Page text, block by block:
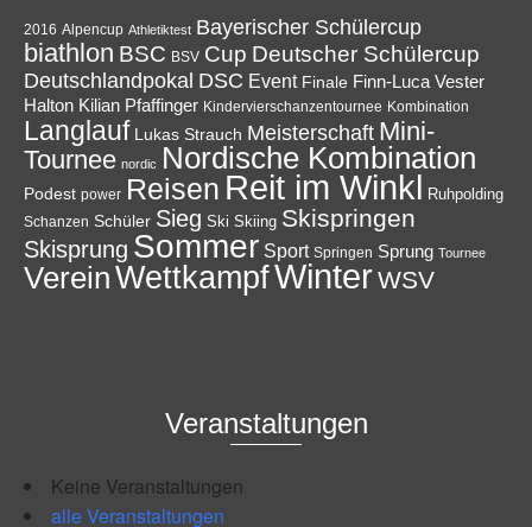
2016 Alpencup Athletiktest Bayerischer Schülercup
biathlon BSC BSV Cup Deutscher Schülercup
Deutschlandpokal DSC Event Finale Finn-Luca Vester
Halton Kilian Pfaffinger Kindervierschanzentournee Kombination
Langlauf Lukas Strauch Meisterschaft Mini-
Tournee nordic Nordische Kombination
Podest power Reisen Reit im Winkl Ruhpolding
Schanzen Schüler Sieg Ski Skiing Skispringen
Skisprung Sommer Sport Springen Sprung Tournee
VereinWettkampfWinterWSV
Veranstaltungen
Keine Veranstaltungen
alle Veranstaltungen